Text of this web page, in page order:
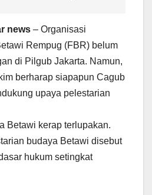
news – Organisasi
Rempug (FBR) belum
di Pilgub Jakarta. Namun,
berharap siapapun Cagub
upaya pelestarian
Betawi kerap terlupakan.
budaya Betawi disebut
hukum setingkat